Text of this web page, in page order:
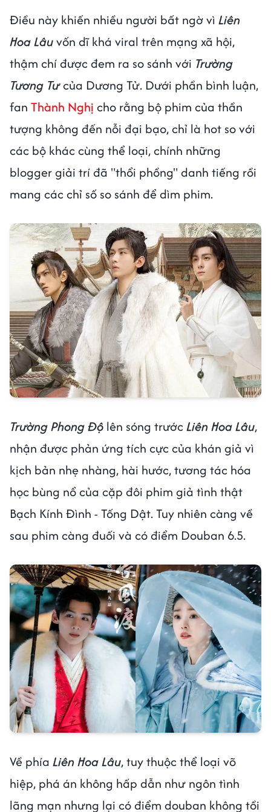
Điều này khiến nhiều người bất ngờ vì Liên
Hoa Lâuvốn dĩ khá viral trên mạng xã hội,
thậm chí được đem ra so sánh với Trường
Tương Tưcủa Dương Tử. Dưới phần bình luận,
fan Thành Nghị cho rằng bộ phim của thần
tượng không đến nỗi đại bạo, chỉ là hot so với
các bộ khác cùng thể loại, chính những
blogger giải trí đã "thổi phồng" danh tiếng rồi
mang các chỉ số so sánh để dìm phim.
Trường Phong Độ lên sóng trước Liên Hoa Lâu,
nhận được phản ứng tích cực của khán giả vì
kịch bản nhẹ nhàng, hài hước, tương tác hóa
học bùng nổ của cặp đôi phim giả tình thật
Bạch Kính Đình - Tống Dật. Tuy nhiên càng về
sau phim càng đuối và có điểm Douban 6.5.
Về phía Liên Hoa Lâu, tuy thuộc thể loại võ
hiệp, phá án không hấp dẫn như ngôn tình
lãng mạn nhưng lại có điểm douban không tồi